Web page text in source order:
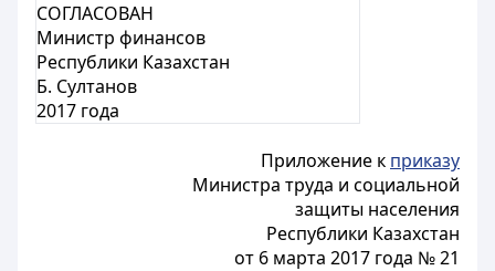
СОГЛАСОВАН
Министр финансов
Республики Казахстан
Б. Султанов
2017 года
Приложение к приказу
Министра труда и социальной
защиты населения
Республики Казахстан
от 6 марта 2017 года № 21